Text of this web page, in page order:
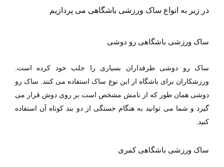
در زیر به انواع ساک ورزشی باشگاهی می‌ پردازیم
ساک ورزشی باشگاهی رو دوشی
ساک رو دوشی طرفداران بسیاری را جلب خود کرده است.
ورزشکاران برای باشگاه از این نوع ساک استفاده می کنند. ساک رو
دوشی همان طور که از نامش مشخص است بر روی دوش قرار می
گیرد و شما می توانید به هنگام خستگی از دو بند کوتاه آن استفاده
کنید.
ساک ورزشی باشگاهی کمری